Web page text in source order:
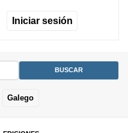
Iniciar sesión
Galego